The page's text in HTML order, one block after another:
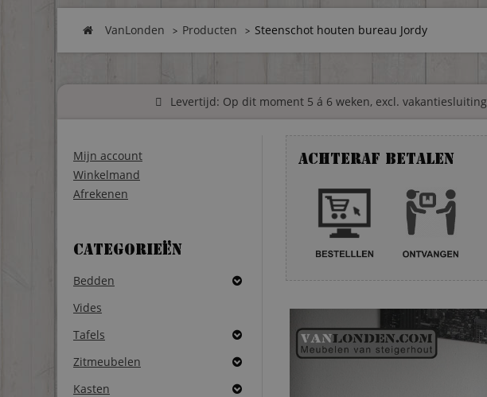
VanLonden Producten Steenschot houten bureau Jordy
Levertijd: Op dit moment 5 á 6 weken, excl. vakantiesluiting
Mijn account
Winkelmand
Afrekenen
Categorieën
Bedden
Vides
Tafels
Zitmeubelen
Kasten
Achteraf betalen